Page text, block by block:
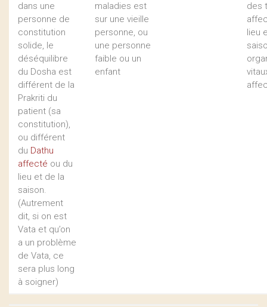
dans une
personne de
constitution
solide, le
déséquilibre
du Dosha est
différent de la
Prakriti du
patient (sa
constitution),
ou différent
du Dathu
affecté ou du
lieu et de la
saison.
(Autrement
dit, si on est
Vata et qu’on
a un problème
de Vata, ce
sera plus long
à soigner)
maladies est
sur une vieille
personne, ou
une personne
faible ou un
enfant
des
lieu